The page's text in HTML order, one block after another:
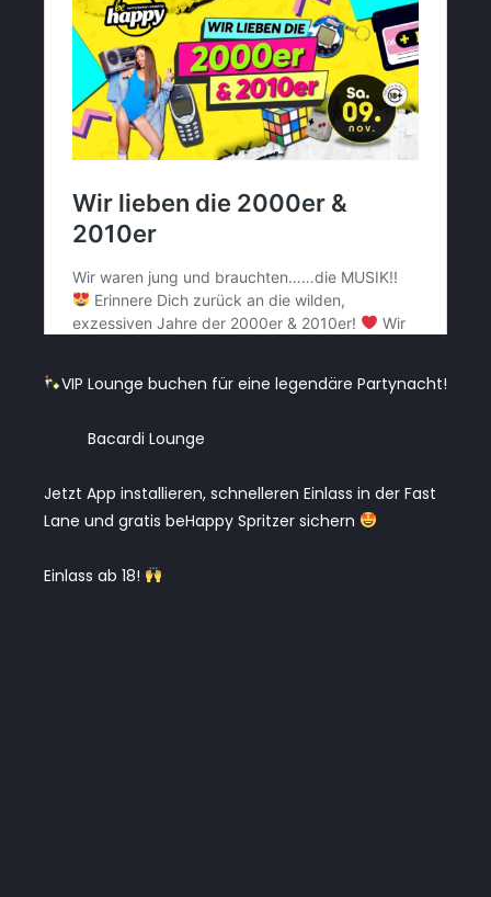
VIP Lounge buchen für eine legendäre Partynacht!
Bacardi Lounge
Jetzt App installieren, schnelleren Einlass in der Fast
Lane und gratis beHappy Spritzer sichern
Einlass ab 18!